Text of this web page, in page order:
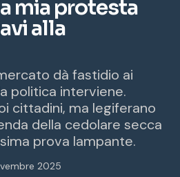
mia protesta
alla
dà fastidio ai
politica interviene.
cittadini, ma legiferano
della cedolare secca
prova lampante.
2025